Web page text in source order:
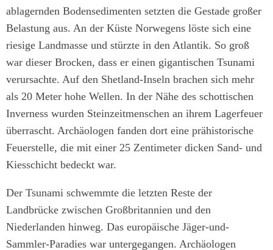
ablagernden Bodensedimenten setzten die Gestade großer
Belastung aus. An der Küste Norwegens löste sich eine
riesige Landmasse und stürzte in den Atlantik. So groß
war dieser Brocken, dass er einen gigantischen Tsunami
verursachte. Auf den Shetland-Inseln brachen sich mehr
als 20 Meter hohe Wellen. In der Nähe des schottischen
Inverness wurden Steinzeitmenschen an ihrem Lagerfeuer
überrascht. Archäologen fanden dort eine prähistorische
Feuerstelle, die mit einer 25 Zentimeter dicken Sand- und
Kiesschicht bedeckt war.
Der Tsunami schwemmte die letzten Reste der
Landbrücke zwischen Großbritannien und den
Niederlanden hinweg. Das europäische Jäger-und-
Sammler-Paradies war untergegangen. Archäologen